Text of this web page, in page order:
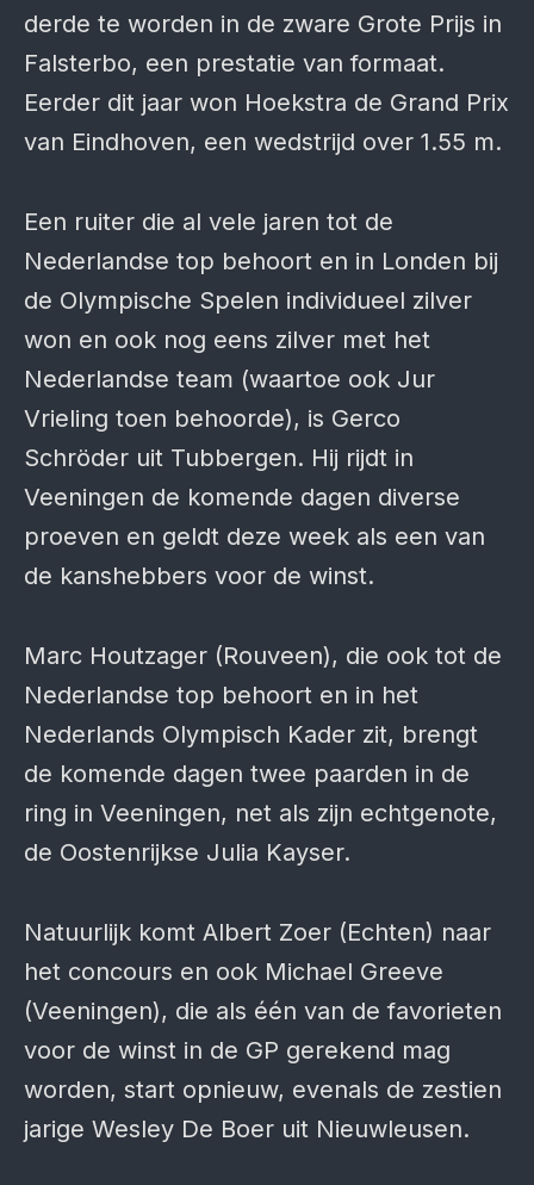
derde te worden in de zware Grote Prijs in
Falsterbo, een prestatie van formaat.
Eerder dit jaar won Hoekstra de Grand Prix
van Eindhoven, een wedstrijd over 1.55 m.
Een ruiter die al vele jaren tot de
Nederlandse top behoort en in Londen bij
de Olympische Spelen individueel zilver
won en ook nog eens zilver met het
Nederlandse team (waartoe ook Jur
Vrieling toen behoorde), is Gerco
Schröder uit Tubbergen. Hij rijdt in
Veeningen de komende dagen diverse
proeven en geldt deze week als een van
de kanshebbers voor de winst.
Marc Houtzager (Rouveen), die ook tot de
Nederlandse top behoort en in het
Nederlands Olympisch Kader zit, brengt
de komende dagen twee paarden in de
ring in Veeningen, net als zijn echtgenote,
de Oostenrijkse Julia Kayser.
Natuurlijk komt Albert Zoer (Echten) naar
het concours en ook Michael Greeve
(Veeningen), die als één van de favorieten
voor de winst in de GP gerekend mag
worden, start opnieuw, evenals de zestien
jarige Wesley De Boer uit Nieuwleusen.